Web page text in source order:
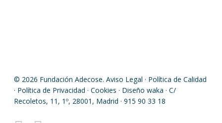
© 2026 Fundación Adecose. Aviso Legal · Política de Calidad
· Política de Privacidad · Cookies · Diseño waka · C/
Recoletos, 11, 1º, 28001, Madrid · 915 90 33 18